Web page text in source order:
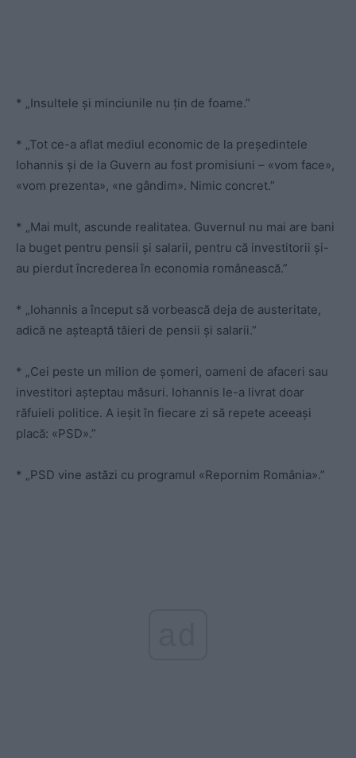
* „Insultele și minciunile nu țin de foame.”
* „Tot ce-a aflat mediul economic de la președintele
Iohannis și de la Guvern au fost promisiuni – «vom face»,
«vom prezenta», «ne gândim». Nimic concret.”
* „Mai mult, ascunde realitatea. Guvernul nu mai are bani
la buget pentru pensii și salarii, pentru că investitorii și-
au pierdut încrederea în economia românească.”
* „Iohannis a început să vorbească deja de austeritate,
adică ne așteaptă tăieri de pensii și salarii.”
* „Cei peste un milion de șomeri, oameni de afaceri sau
investitori așteptau măsuri. Iohannis le-a livrat doar
răfuieli politice. A ieșit în fiecare zi să repete aceeași
placă: «PSD».”
* „PSD vine astăzi cu programul «Repornim România».”